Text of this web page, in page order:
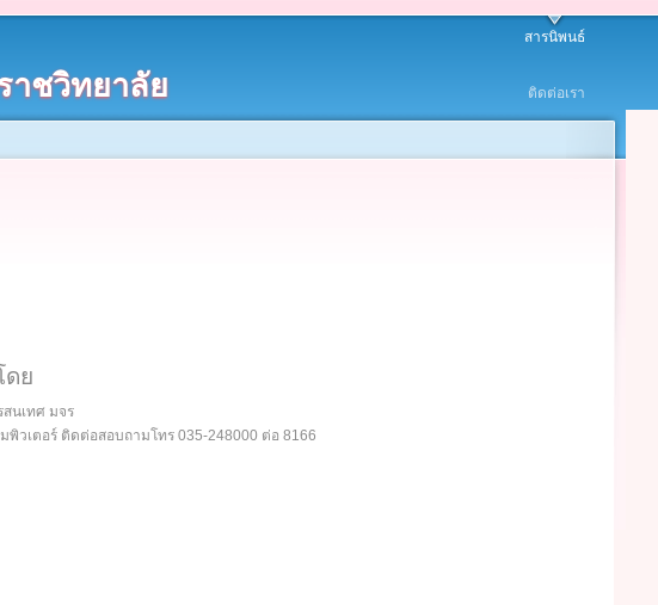
าชวิทยาลัย
สารนิพนธ์
ติดต่อเรา
ย
สนเทศ มจร
วเตอร์ ติดต่อสอบถามโทร 035-248000 ต่อ 8166